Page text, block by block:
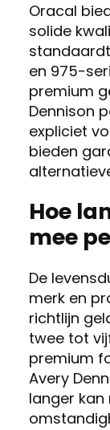
Oracal
solide
en 975-
premium
Dennison
expliciet
bieden
Hoe
mee
De
merk en
richtlijn
twee tot
premium
Avery
langer